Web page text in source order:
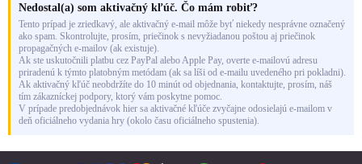
Nedostal(a) som aktivačný kľúč. Čo mám robiť?
Tento prípad je zriedkavý, ale aktivačný e-mail môže byť niekedy nesprávne označený
ako spam. Skontrolujte, prosím, priečinok s nevyžiadanou poštou aj priečinok
propagačných e-mailov (ak existuje).
Ak ste uskutočnili platbu cez PayPal alebo Apple Pay, overte e-mailovú adresu
priradenú k týmto platobným metódam (ak sa líši od e-mailu uvedeného pri pokladni).
Ak aktivačný kľúč neobdržíte do 10 minút od objednania, kontaktujte, prosím, náš
tím zákazníckej podpory, ktorý vám poskytne pomoc.
V prípade predobjednávok hier sa aktivačné kľúče zvyčajne odosielajú e-mailom v
deň oficiálneho vydania hry (okolo času oficiálneho spustenia).